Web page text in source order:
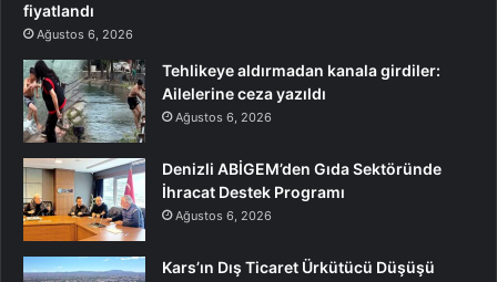
fiyatlandı
Ağustos 6, 2026
Tehlikeye aldırmadan kanala girdiler:
Ailelerine ceza yazıldı
Ağustos 6, 2026
Denizli ABİGEM’den Gıda Sektöründe
İhracat Destek Programı
Ağustos 6, 2026
Kars’ın Dış Ticaret Ürkütücü Düşüşü